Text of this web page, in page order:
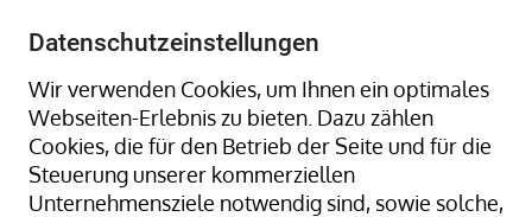
Datenschutzeinstellungen
Wir verwenden Cookies, um Ihnen ein optimales
Webseiten-Erlebnis zu bieten. Dazu zählen
Cookies, die für den Betrieb der Seite und für die
Steuerung unserer kommerziellen
Unternehmensziele notwendig sind, sowie solche,